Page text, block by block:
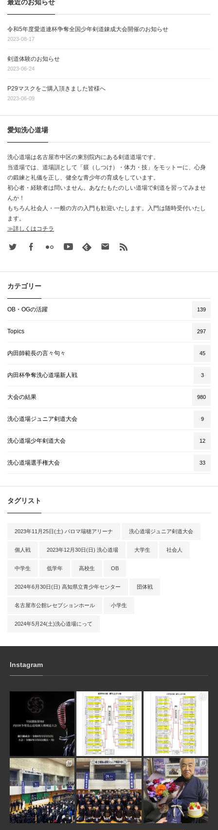
最近のお知らせ
令和5年度愛道連杯争奪全国少年剣道錬成大会開催のお知らせ
2023-08-17
剣道体験のお知らせ
2023-06-24
P29マスクをご購入頂きました皆様へ
2023-06-09
愛知洗心道場
洗心道場は名古屋市中区の東別院内にある剣道道場です。
当道場では、道場訓として「躾（しつけ）・体力・技」をモットーに、心身
の鍛練と礼儀を正し、健全な青少年の育成をしています。
初心者・経験者は問いません。あなたもたのしい道場で剣道を習ってみませ
んか！
もちろん社会人・一般の方の入門も歓迎いたします。入門は随時受付いたし
ます。
≫詳しくはコチラ
Twitter FacebookFlickr Youtube feedly Contact
カテゴリー
OB・OGの活躍 139
Topics 297
内田師範長の言々句々 45
内田杯争奪洗心道場新人戦 3
大会の結果 980
洗心道場ジュニア剣道大会 9
洗心道場少年剣道大会 12
洗心道場選手権大会 33
タグリスト
2023年11月25日(土) パロマ瑞穂アリーナ 洗心道場ジュニア剣道大会
個人戦 2023年12月30日(日) 洗心道場 大学生 社会人
中学生 低学年 高校生 OB
2024年6月30日(日) 高知県立青少年センター 団体戦
名古屋市公館レセプションホール 小学生
2024年5月24(土)洗心道場にって
Instagram
1月 31 1月 31
1月 30 1月 30 1月 28